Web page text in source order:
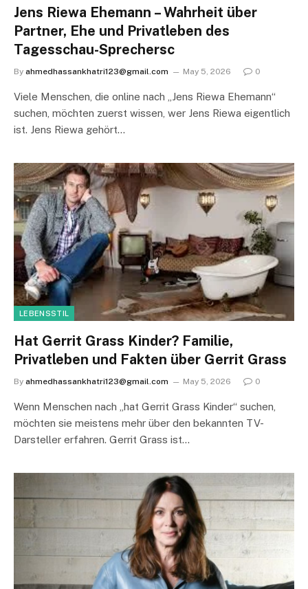
Jens Riewa Ehemann – Wahrheit über
Partner, Ehe und Privatleben des
Tagesschau-Sprechersc
By ahmedhassankhatri123@gmail.com May 5, 2026 0
Viele Menschen, die online nach „Jens Riewa Ehemann“
suchen, möchten zuerst wissen, wer Jens Riewa eigentlich
ist. Jens Riewa gehört…
LEBENSSTIL
Hat Gerrit Grass Kinder? Familie,
Privatleben und Fakten über Gerrit Grass
By ahmedhassankhatri123@gmail.com May 5, 2026 0
Wenn Menschen nach „hat Gerrit Grass Kinder“ suchen,
möchten sie meistens mehr über den bekannten TV-
Darsteller erfahren. Gerrit Grass ist…